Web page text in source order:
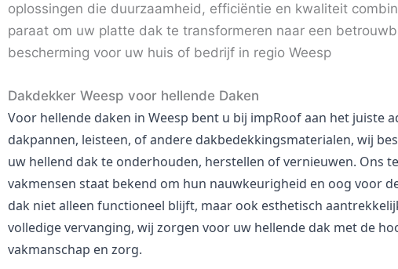
oplossingen die duurzaamheid, efficiëntie en kwaliteit
paraat om uw platte dak te transformeren naar een
bescherming voor uw huis of bedrijf in regio Weesp
Dakdekker Weesp voor hellende Daken
Voor hellende daken in Weesp bent u bij impRoof aan het juiste
dakpannen, leisteen, of andere dakbedekkingsmaterialen, wij
uw hellend dak te onderhouden, herstellen of vernieuwen. Ons
vakmensen staat bekend om hun nauwkeurigheid en oog voor
dak niet alleen functioneel blijft, maar ook esthetisch
volledige vervanging, wij zorgen voor uw hellende dak met de
vakmanschap en zorg.